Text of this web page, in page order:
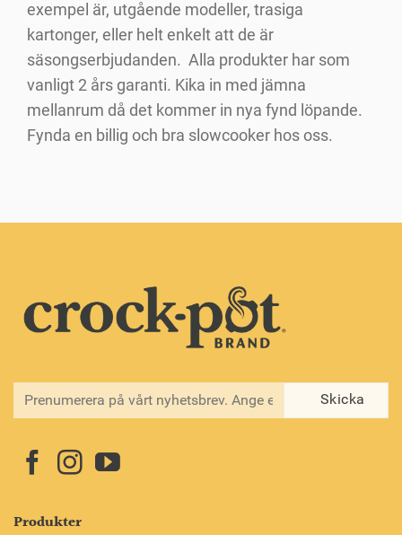
exempel är, utgående modeller, trasiga
kartonger, eller helt enkelt att de är
säsongserbjudanden. Alla produkter har som
vanligt 2 års garanti. Kika in med jämna
mellanrum då det kommer in nya fynd löpande.
Fynda en billig och bra slowcooker hos oss.
Produkter